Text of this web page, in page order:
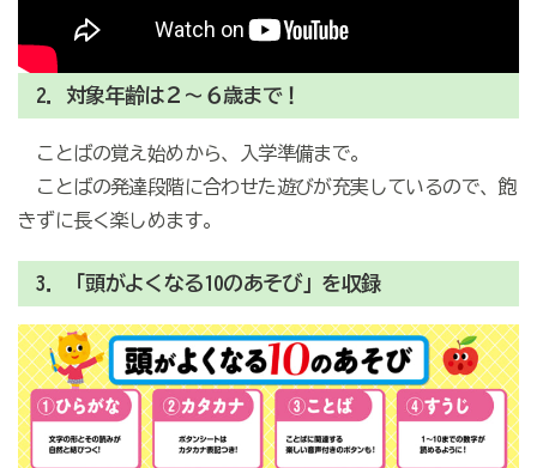
2．対象年齢は２～６歳まで！
ことばの覚え始めから、入学準備まで。
ことばの発達段階に合わせた遊びが充実しているので、飽
きずに長く楽しめます。
3．「頭がよくなる10のあそび」を収録